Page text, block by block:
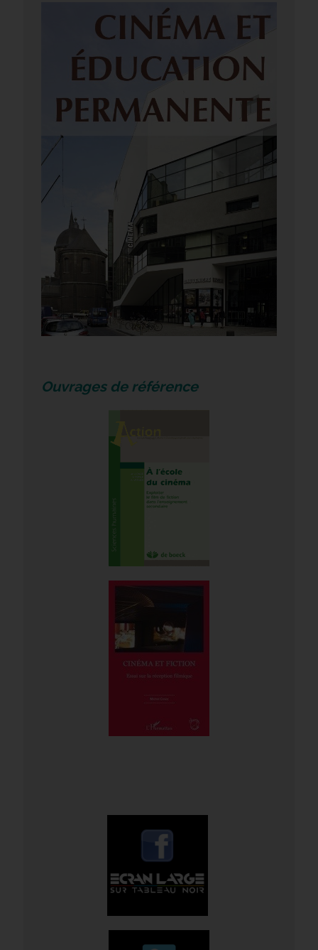
Ouvrages de référence